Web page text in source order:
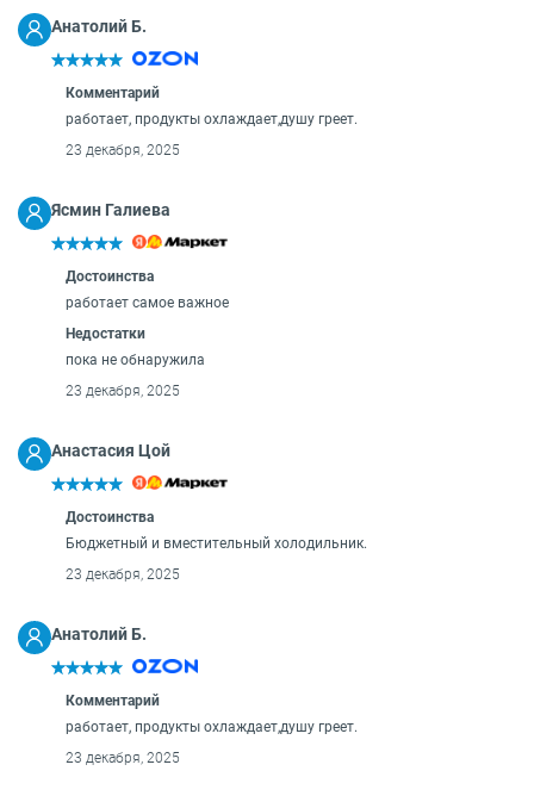
Анатолий Б.
Комментарий
работает, продукты охлаждает,душу греет.
23 декабря, 2025
Ясмин Галиева
Достоинства
работает самое важное
Недостатки
пока не обнаружила
23 декабря, 2025
Анастасия Цой
Достоинства
Бюджетный и вместительный холодильник.
23 декабря, 2025
Анатолий Б.
Комментарий
работает, продукты охлаждает,душу греет.
23 декабря, 2025